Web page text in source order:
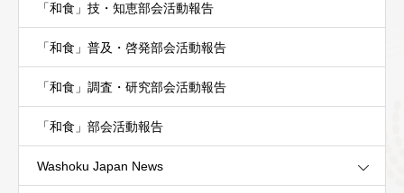
「和食」技・知恵部会活動報告
「和食」普及・啓発部会活動報告
「和食」調査・研究部会活動報告
「和食」部会活動報告
Washoku Japan News